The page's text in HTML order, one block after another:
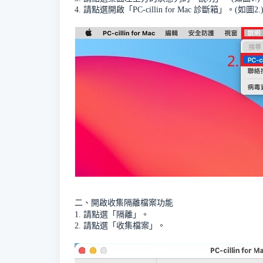
4. 請點選開啟「PC-cillin for Mac 診斷箱」。(如圖2.)
二、開啟收集隔離檔案功能
1. 請點選「隔離」。
2. 請點選「收集檔案」。